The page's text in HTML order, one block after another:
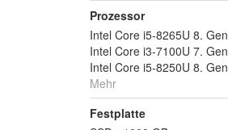
Prozessor
Intel Core i5-8265U 8. Gen
Intel Core i3-7100U 7. Gen
Intel Core i5-8250U 8. Gen
Mehr
Festplatte